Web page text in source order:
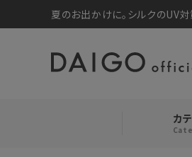
夏のお出かけに。シルクのUV
カ